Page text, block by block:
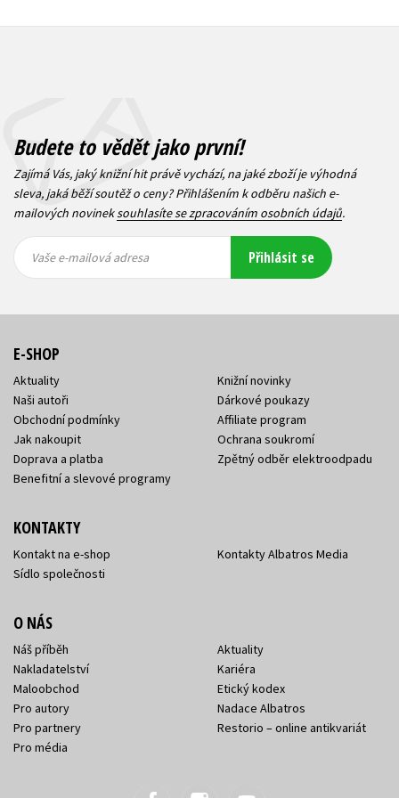
Budete to vědět jako první!
Zajímá Vás, jaký knižní hit právě vychází, na jaké zboží je výhodná
sleva, jaká běží soutěž o ceny? Přihlášením k odběru našich e-
mailových novineksouhlasíte se zpracováním osobních údajů.
mailová
mailová
Vaše e-mailová adresa Přihlásit se
E-SHOP
Aktuality
Naši autoři
Obchodní podmínky
Jak nakoupit
Doprava a platba
Benefitní a slevové programy
Knižní novinky
Dárkové poukazy
Affiliate program
Ochrana soukromí
Zpětný odběr elektroodpadu
KONTAKTY
Kontakt na e-shop
Sídlo společnosti
Kontakty Albatros Media
O NÁS
Náš příběh
Nakladatelství
Maloobchod
Pro autory
Pro partnery
Pro média
Aktuality
Kariéra
Etický kodex
Nadace Albatros
Restorio – online antikvariát